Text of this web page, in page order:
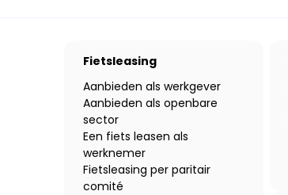
Fietsleasing
Aanbieden als werkgever
Aanbieden als openbare
sector
Een fiets leasen als
werknemer
Fietsleasing per paritair
comité